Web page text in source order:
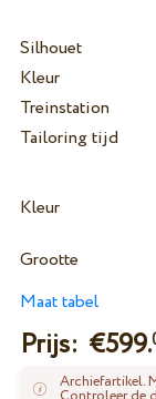
Silhouet
Kleur
Treinstation
Tailoring tijd
Kleur
Grootte
Maat tabel
Prijs: €599.
Archiefartikel.